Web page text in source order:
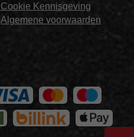
Cookie Kennisgeving
Algemene voorwaarden